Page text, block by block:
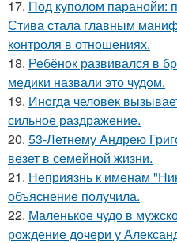
17. Под куполом паранойи:
Стива стала главным
контроля в отношениях.
18. Ребёнок развивался в
медики назвали это чудом.
19. Инoгдa человек
сильное раздражение.
20. 53-Летнему Андрею
везет в семейной жизни.
21. Неприязнь к именам
объяснение получила.
22. Маленькое чудо в
рождение дочери у